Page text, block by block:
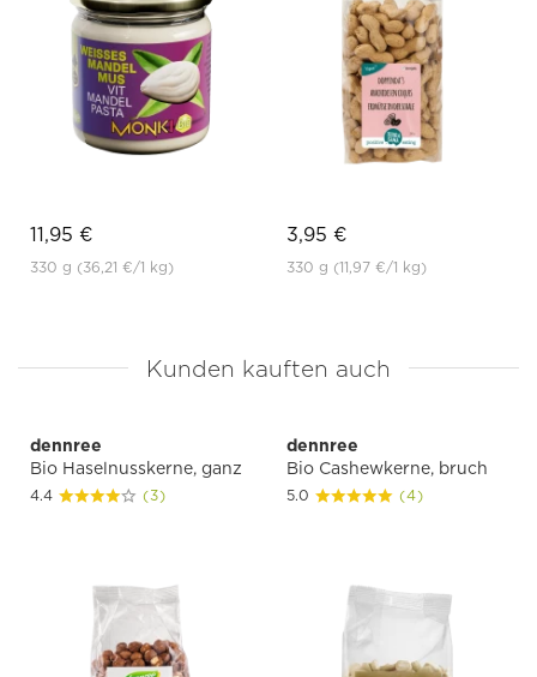
11,95 €
330 g (36,21 €/1 kg)
3,95 €
330 g (11,97 €/1 kg)
Kunden kauften auch
dennree
Bio Haselnusskerne, ganz
4.4 (3)
dennree
Bio Cashewkerne, bruch
5.0 (4)